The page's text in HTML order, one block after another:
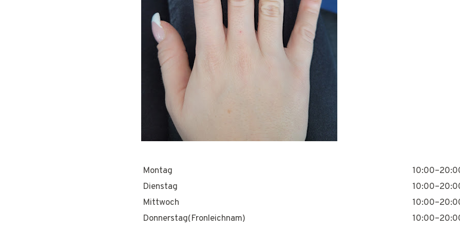
Montag
Dienstag
Mittwoch
Donnerstag(Fronleichnam)